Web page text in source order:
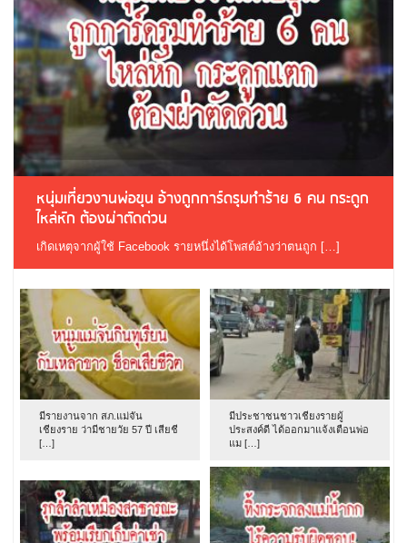
หนุ่มเที่ยวงานพ่อขุน อ้างถูกการ์ดรุมทำร้าย 6 คน กระดูก
ไหล่หัก ต้องผ่าตัดด่วน
เกิดเหตุจากผู้ใช้ Facebook รายหนึ่งได้โพสต์อ้างว่าตนถูก […]
มีรายงานจาก สภ.แม่จัน
เชียงราย ว่ามีชายวัย 57 ปี เสียชี
[…]
มีประชาชนชาวเชียงรายผู้
ประสงค์ดี ได้ออกมาแจ้งเตือนพ่อ
แม […]